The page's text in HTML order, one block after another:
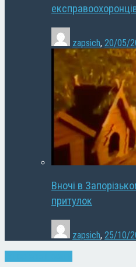
zapsich, 20/05/
Вночі в
притулок
zapsich, 25/10/